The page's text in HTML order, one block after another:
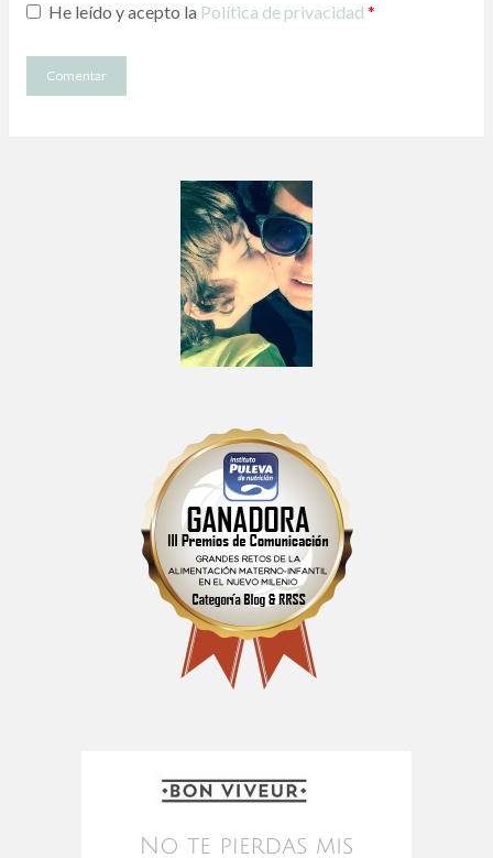
He leído y acepto la Política de privacidad *